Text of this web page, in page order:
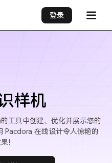
登录
样机
工具中创建、优化并展示您的
Pacdora 在线设计令人惊艳的
！